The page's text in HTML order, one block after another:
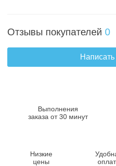
Отзывы покупателей 0
Выполнения
заказа от 30 минут
Низкие
цены